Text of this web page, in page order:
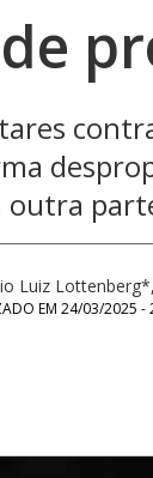
outra
Luiz
EM 24/03/2025 -